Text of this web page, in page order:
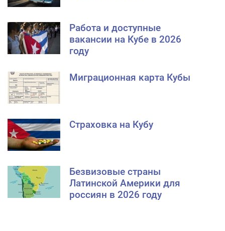
Работа и доступные
вакансии на Кубе в 2026
году
Миграционная карта Кубы
Страховка на Кубу
Безвизовые страны
Латинской Америки для
россиян в 2026 году